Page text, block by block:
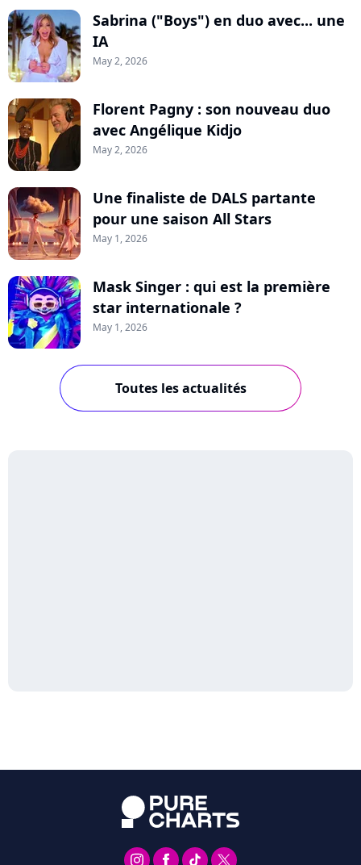
Sabrina ("Boys") en duo avec... une
IA
May 2, 2026
Florent Pagny : son nouveau duo
avec Angélique Kidjo
May 2, 2026
Une finaliste de DALS partante
pour une saison All Stars
May 1, 2026
Mask Singer : qui est la première
star internationale ?
May 1, 2026
Toutes les actualités